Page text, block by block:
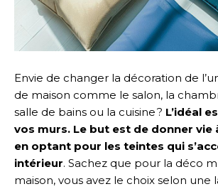
Envie de changer la décoration de
de maison comme le salon, la
salle de bains ou la cuisine ? L’idéal
vos murs. Le but est de donner vie
en optant pour les teintes qui
intérieur. Sachez que pour la déco
maison, vous avez le choix selon une